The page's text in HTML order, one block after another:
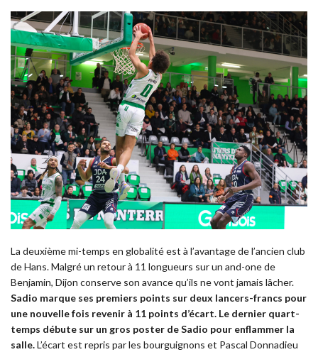
La deuxième mi-temps en globalité est à l’avantage de l’ancien club
de Hans. Malgré un retour à 11 longueurs sur un and-one de
Benjamin, Dijon conserve son avance qu’ils ne vont jamais lâcher.
Sadio marque ses premiers points sur deux lancers-francs pour
une nouvelle fois revenir à 11 points d’écart. Le dernier quart-
temps débute sur un gros poster de Sadio pour enflammer la
salle.L’écart est repris par les bourguignons et Pascal Donnadieu